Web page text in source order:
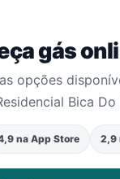
gás
opções
Bica
na App Store 2,9